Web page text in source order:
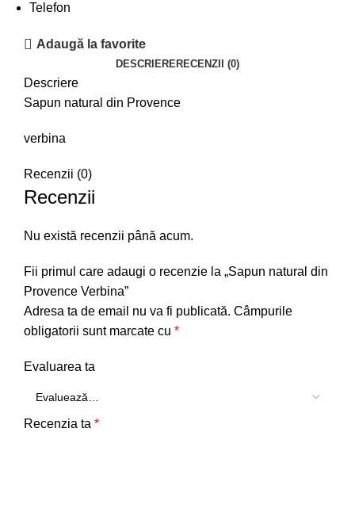
Telefon
Adaugă la favorite
DESCRIERERECENZII (0)
Descriere
Sapun natural din Provence
verbina
Recenzii (0)
Recenzii
Nu există recenzii până acum.
Fii primul care adaugi o recenzie la „Sapun natural din
Provence Verbina”
Adresa ta de email nu va fi publicată. Câmpurile
obligatorii sunt marcate cu *
Evaluarea ta
Recenzia ta *